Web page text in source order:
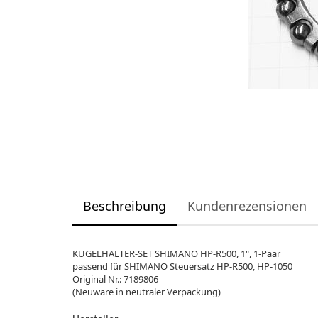
Beschreibung Kundenrezensionen
KUGELHALTER-SET SHIMANO HP-R500, 1", 1-Paar
passend für SHIMANO Steuersatz HP-R500, HP-1050
Original Nr.: 7189806
(Neuware in neutraler Verpackung)